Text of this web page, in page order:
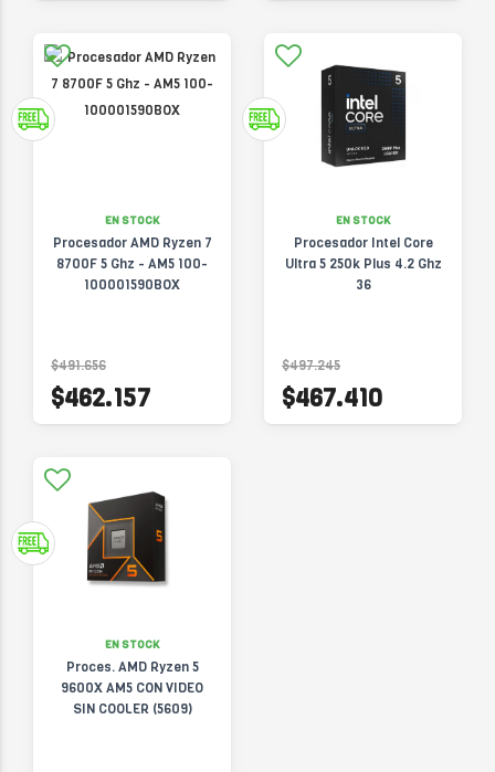
EN STOCK
Procesador AMD Ryzen 7
8700F 5 Ghz - AM5 100-
100001590BOX
$491.656
$462.157
EN STOCK
Procesador Intel Core
Ultra 5 250k Plus 4.2 Ghz
36
$497.245
$467.410
EN STOCK
Proces. AMD Ryzen 5
9600X AM5 CON VIDEO
SIN COOLER (5609)